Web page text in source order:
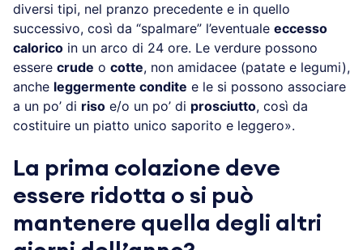
diversi tipi, nel pranzo precedente e in quello
successivo, così da “spalmare” l’eventuale eccesso
calorico in un arco di 24 ore. Le verdure possono
essere crude o cotte, non amidacee (patate e legumi),
anche leggermente condite e le si possono associare
a un po’ di riso e/o un po’ di prosciutto, così da
costituire un piatto unico saporito e leggero».
La prima colazione deve
essere ridotta o si può
mantenere quella degli altri